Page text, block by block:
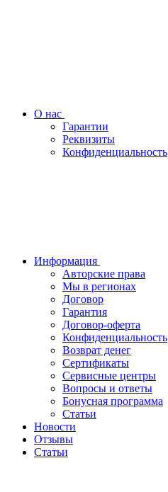
О нас
Гарантии
Реквизиты
Конфиденциальность
Информация
Авторские права
Мы в регионах
Договор
Гарантия
Договор-оферта
Конфиденциальность
Возврат денег
Сертификаты
Сервисные центры
Вопросы и ответы
Бонусная программа
Статьи
Новости
Отзывы
Статьи